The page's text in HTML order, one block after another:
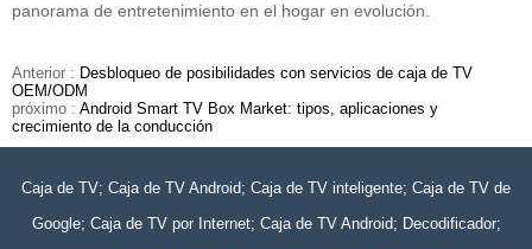
panorama de entretenimiento en el hogar en evolución.
Anterior : Desbloqueo de posibilidades con servicios de caja de TV
OEM/ODM
próximo : Android Smart TV Box Market: tipos, aplicaciones y
crecimiento de la conducción
Caja de TV; Caja de TV Android; Caja de TV inteligente; Caja de TV de
Google; Caja de TV por Internet; Caja de TV Android; Decodificador;